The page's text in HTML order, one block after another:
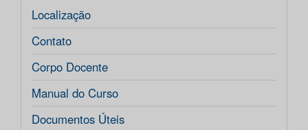
Localização
Contato
Corpo Docente
Manual do Curso
Documentos Úteis